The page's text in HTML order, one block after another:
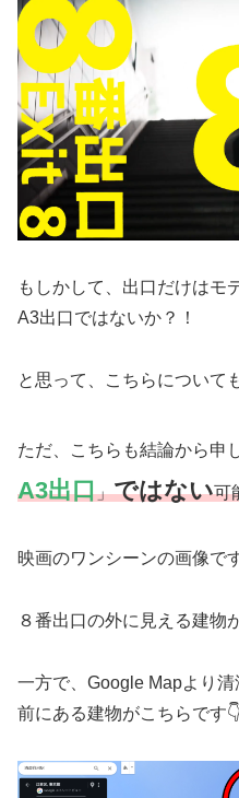
もしかして、出口だけはモ
A3出口ではないか？！
と思って、こちらについて
ただ、こちらも結論から申
A3出口」ではない可
映画のワンシーンの画像で
８番出口の外に見える建物
一方で、Google Mapより
前にある建物がこちらです👇